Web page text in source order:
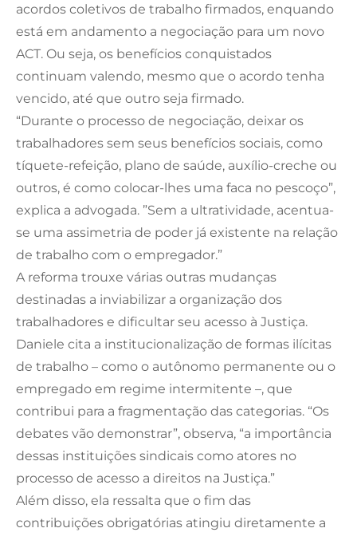
acordos coletivos de trabalho firmados, enquando
está em andamento a negociação para um novo
ACT. Ou seja, os benefícios conquistados
continuam valendo, mesmo que o acordo tenha
vencido, até que outro seja firmado.
“Durante o processo de negociação, deixar os
trabalhadores sem seus benefícios sociais, como
tíquete-refeição, plano de saúde, auxílio-creche ou
outros, é como colocar-lhes uma faca no pescoço”,
explica a advogada. ”Sem a ultratividade, acentua-
se uma assimetria de poder já existente na relação
de trabalho com o empregador.”
A reforma trouxe várias outras mudanças
destinadas a inviabilizar a organização dos
trabalhadores e dificultar seu acesso à Justiça.
Daniele cita a institucionalização de formas ilícitas
de trabalho – como o autônomo permanente ou o
empregado em regime intermitente –, que
contribui para a fragmentação das categorias. “Os
debates vão demonstrar”, observa, “a importância
dessas instituições sindicais como atores no
processo de acesso a direitos na Justiça.”
Além disso, ela ressalta que o fim das
contribuições obrigatórias atingiu diretamente a